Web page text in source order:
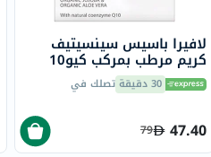
لافيرا باسيس سينسيتيف
كريم مرطب بمركب كيو10
مضاد للشيخوخة 50 مل
30 دقيقة تصلك في
47.40
79